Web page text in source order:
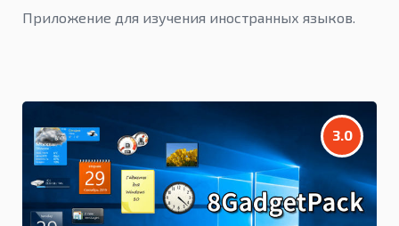
Приложение для изучения иностранных языков.
3.0